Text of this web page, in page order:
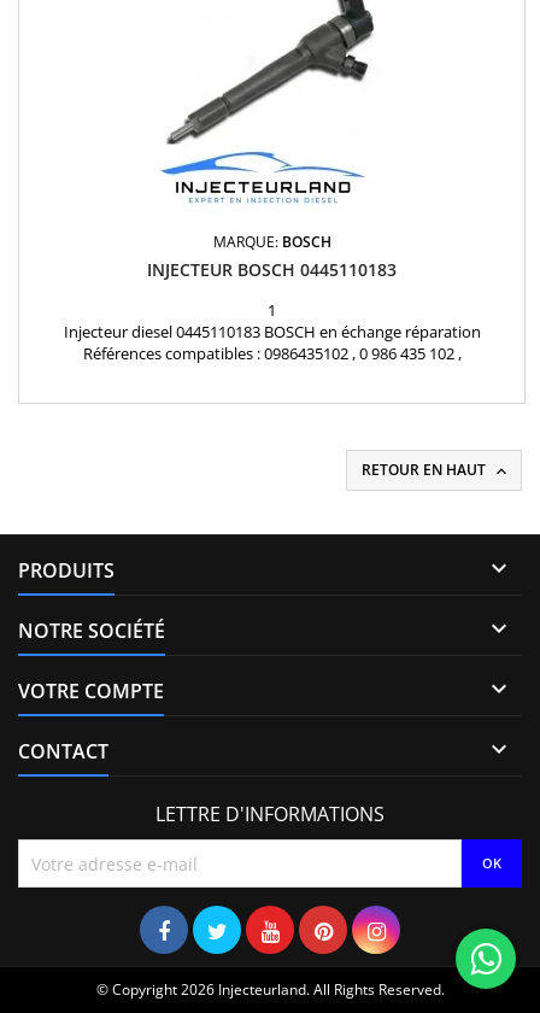
MARQUE: BOSCH
INJECTEUR BOSCH 0445110183
1
Injecteur diesel 0445110183 BOSCH en échange réparation
Références compatibles : 0986435102 , 0 986 435 102 ,
RETOUR EN HAUT 
PRODUITS 
NOTRE SOCIÉTÉ 
VOTRE COMPTE 
CONTACT 
LETTRE D'INFORMATIONS
© Copyright 2026 Injecteurland. All Rights Reserved.